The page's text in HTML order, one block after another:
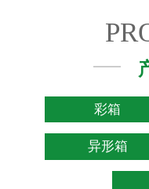
彩箱
异形箱